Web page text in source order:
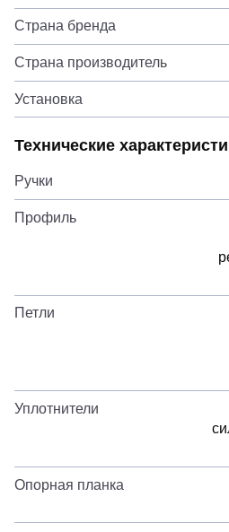
Страна бренда
Страна производитель
Установка
Технические
Ручки
Профиль
Петли
Уплотнители
Опорная планка